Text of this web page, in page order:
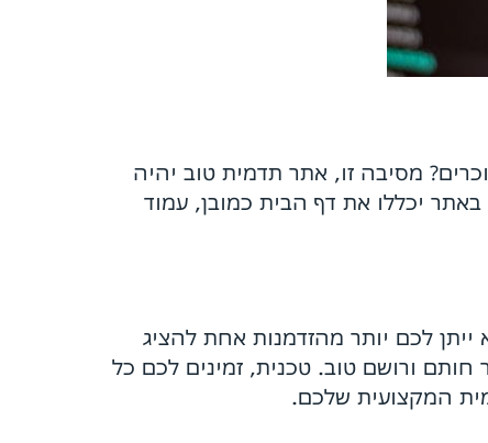
מסיבה זו, אתר תדמית טוב יהיה
יכללו את דף הבית כמובן, עמוד
לכם יותר מהזדמנות אחת להציג
ורושם טוב. טכנית, זמינים לכם כל
המקצועית שלכם.